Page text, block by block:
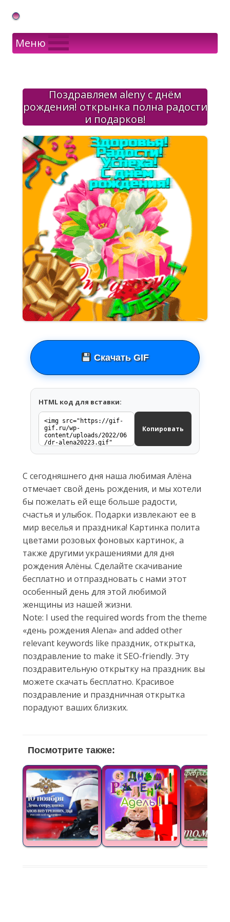
Gif Открытки в подарок
Меню
Поздравляем alenу с днём
рождения! открынка полна радости
и подарков!
Скачать GIF
HTML код для вставки:
Копировать
С сегодняшнего дня наша любимая Алëна
отмечает свой день рождения, и мы хотели
бы пожелать ей еще больше радости,
счастья и улыбок. Подарки извлекают ее в
мир веселья и праздника! Картинка полита
цветами розовых фоновых картинок, а
также другими украшениями для дня
рождения Алëны. Сделайте скачивание
бесплатно и отпраздновать с нами этот
особенный день для этой любимой
женщины из нашей жизни.
Note: I used the required words from the theme
«день рождения Alena» and added other
relevant keywords like праздник, открытка,
поздравление to make it SEO-friendly. Эту
поздравительную открытку на праздник вы
можете скачать бесплатно. Красивое
поздравление и праздничная открытка
порадуют ваших близких.
Посмотрите также: